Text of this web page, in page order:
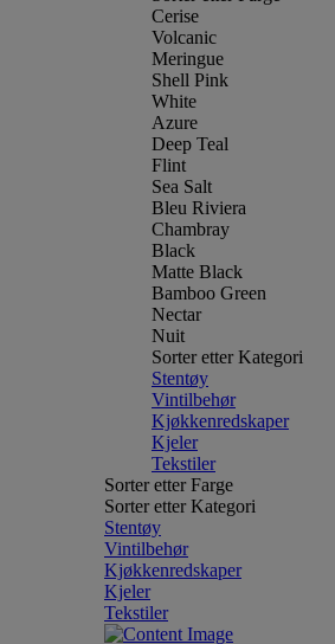
Cerise
Volcanic
Meringue
Shell Pink
White
Azure
Deep Teal
Flint
Sea Salt
Bleu Riviera
Chambray
Black
Matte Black
Bamboo Green
Nectar
Nuit
Sorter etter Kategori
Stentøy
Vintilbehør
Kjøkkenredskaper
Kjeler
Tekstiler
Sorter etter Farge
Sorter etter Kategori
Stentøy
Vintilbehør
Kjøkkenredskaper
Kjeler
Tekstiler